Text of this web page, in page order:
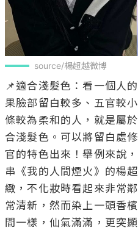
source/楊超越微博
📌適合淺髮色：看一個人
果臉部留白較多、五官較
條較為柔和的人，就是屬
合淺髮色。可以將留白處
官的特色出來！舉例來說
串《我的人間煙火》的楊
緻，不化妝時看起來非常
常清新，然而染上一頭香
間一樣，仙氣滿滿，更突